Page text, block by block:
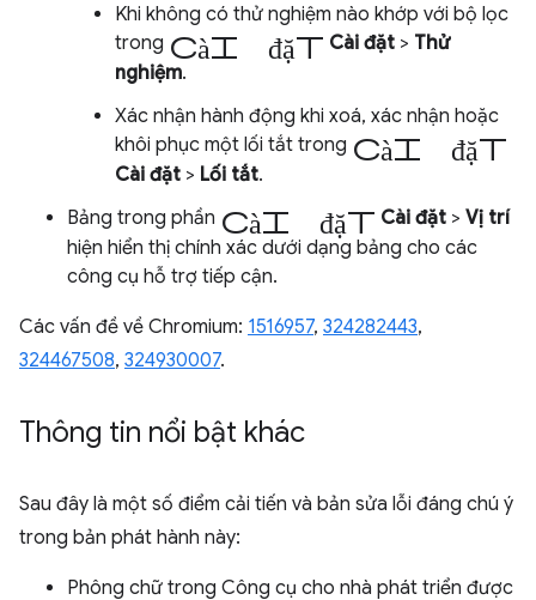
Khi không có thử nghiệm nào khớp với bộ lọc
trong cài đặt Cài đặt > Thử
nghiệm.
Xác nhận hành động khi xoá, xác nhận hoặc
khôi phục một lối tắt trong cài đặt
Cài đặt > Lối tắt.
Bảng trong phần cài đặt Cài đặt > Vị trí
hiện hiển thị chính xác dưới dạng bảng cho các
công cụ hỗ trợ tiếp cận.
Các vấn đề về Chromium: 1516957, 324282443,
324467508, 324930007.
Thông tin nổi bật khác
Sau đây là một số điểm cải tiến và bản sửa lỗi đáng chú ý
trong bản phát hành này:
Phông chữ trong Công cụ cho nhà phát triển được